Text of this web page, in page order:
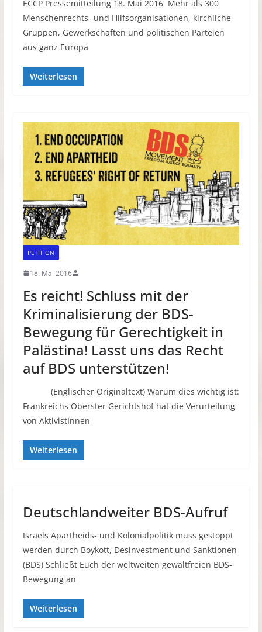
ECCP Pressemitteilung 18. Mai 2016 Mehr als 300
Menschenrechts- und Hilfsorganisationen, kirchliche
Gruppen, Gewerkschaften und politischen Parteien
aus ganz Europa
Weiterlesen
PETITION
18. Mai 2016
Es reicht! Schluss mit der
Kriminalisierung der BDS-
Bewegung für Gerechtigkeit in
Palästina! Lasst uns das Recht
auf BDS unterstützen!
(Englischer Originaltext) Warum dies wichtig ist:
Frankreichs Oberster Gerichtshof hat die Verurteilung
von AktivistInnen
Weiterlesen
Deutschlandweiter BDS-Aufruf
Israels Apartheids- und Kolonialpolitik muss gestoppt
werden durch Boykott, Desinvestment und Sanktionen
(BDS) Schließt Euch der weltweiten gewaltfreien BDS-
Bewegung an
Weiterlesen